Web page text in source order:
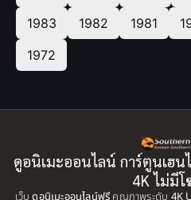
1983
1982 1981
1972
ดูอนิเมะออนไลน์ การ์ตูนเฮ
4K ไม่มี
เว็บดูอนิเมะออนไลน์ฟรี คุณภาพระดับ 4K